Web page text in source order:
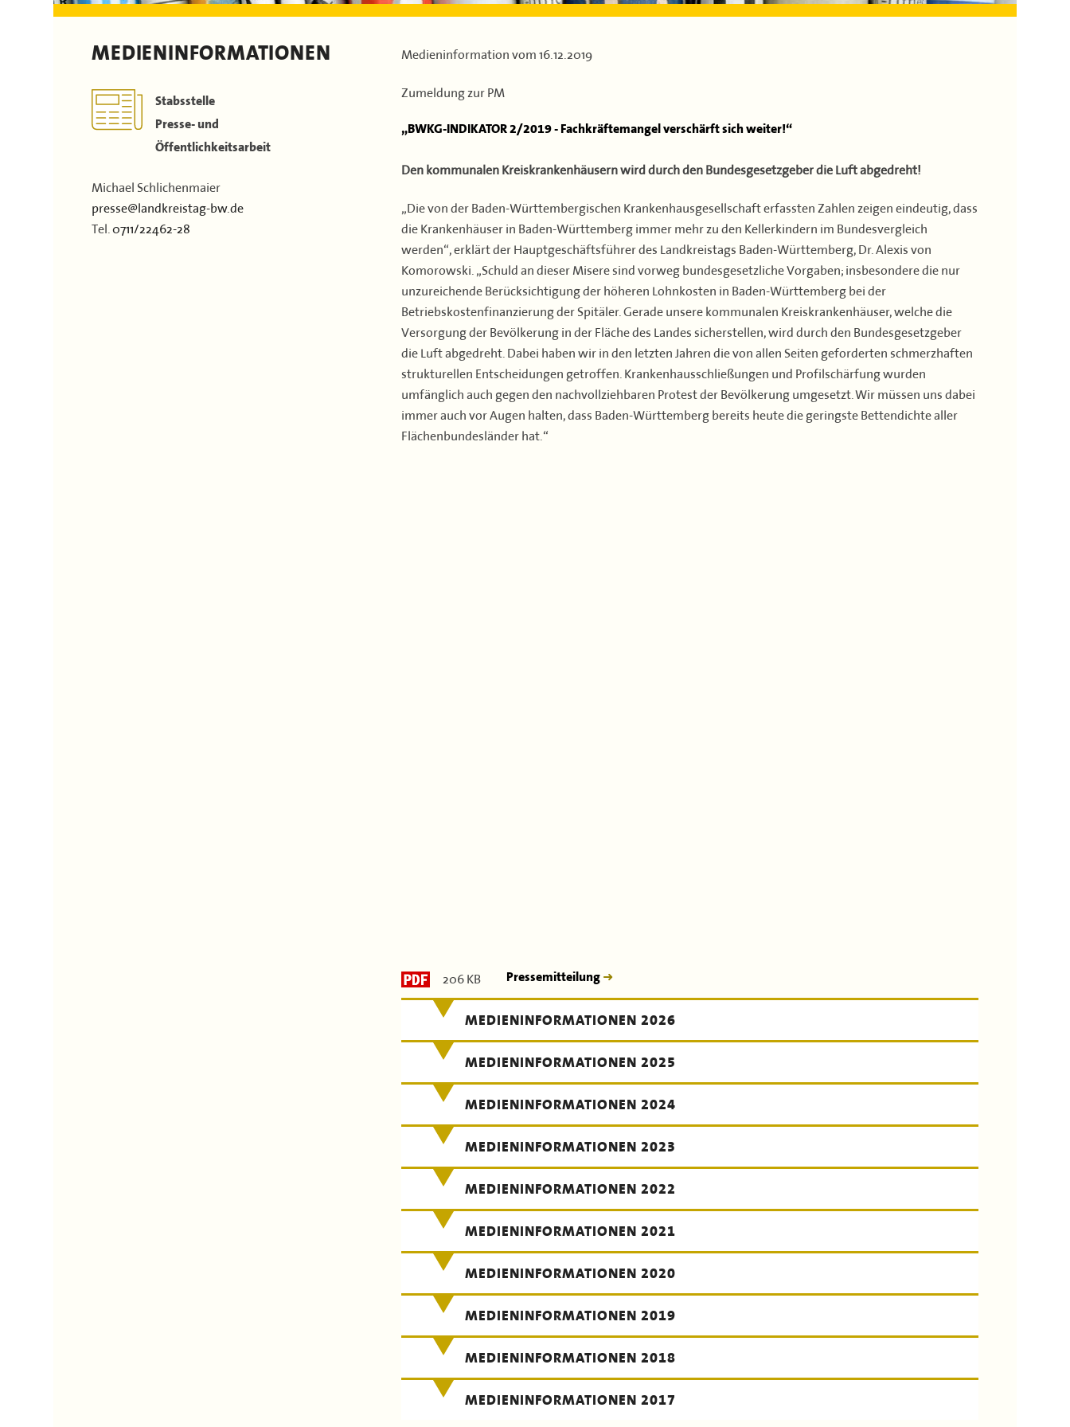
Dokumente & Arbeitshilfen
Stellenausschreibungen
Partner
43. Landkreisversammlung
Verbandsgeschichte
Landrätinnen & Landräte
MEDIENINFORMATIONEN
Stabsstelle
Presse- und
Öffentlichkeitsarbeit
Michael Schlichenmaier
presse@landkreistag-bw.de
Tel.0711/22462-28
Medieninformation vom16.12.2019
Zumeldung zur PM
„BWKG-INDIKATOR 2/2019 - Fachkräftemangel verschärft sich weiter!“
Den kommunalen Kreiskrankenhäusern wird durch den Bundesgesetzgeber die Luft abgedreht!
„Die von der Baden-Württembergischen Krankenhausgesellschaft erfassten Zahlen zeigen eindeutig, dass
die Krankenhäuser in Baden-Württemberg immer mehr zu den Kellerkindern im Bundesvergleich
werden“, erklärt der Hauptgeschäftsführer des Landkreistags Baden-Württemberg, Dr. Alexis von
Komorowski. „Schuld an dieser Misere sind vorweg bundesgesetzliche Vorgaben; insbesondere die nur
unzureichende Berücksichtigung der höheren Lohnkosten in Baden-Württemberg bei der
Betriebskostenfinanzierung der Spitäler. Gerade unsere kommunalen Kreiskrankenhäuser, welche die
Versorgung der Bevölkerung in der Fläche des Landes sicherstellen, wird durch den Bundesgesetzgeber
die Luft abgedreht. Dabei haben wir in den letzten Jahren die von allen Seiten geforderten schmerzhaften
strukturellen Entscheidungen getroffen. Krankenhausschließungen und Profilschärfung wurden
umfänglich auch gegen den nachvollziehbaren Protest der Bevölkerung umgesetzt. Wir müssen uns dabei
immer auch vor Augen halten, dass Baden-Württemberg bereits heute die geringste Bettendichte aller
Flächenbundesländer hat.“
206 KB Pressemitteilung
MEDIENINFORMATIONEN 2026
MEDIENINFORMATIONEN 2025
MEDIENINFORMATIONEN 2024
MEDIENINFORMATIONEN 2023
MEDIENINFORMATIONEN 2022
MEDIENINFORMATIONEN 2021
MEDIENINFORMATIONEN 2020
MEDIENINFORMATIONEN 2019
MEDIENINFORMATIONEN 2018
MEDIENINFORMATIONEN 2017